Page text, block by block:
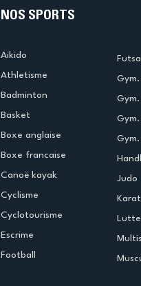
NOS SPORTS
Aikido
Athletisme
Badminton
Basket
Boxe anglaise
Boxe francaise
Canoë kayak
Cyclisme
Cyclotourisme
Escrime
Football
Judo
Lutte